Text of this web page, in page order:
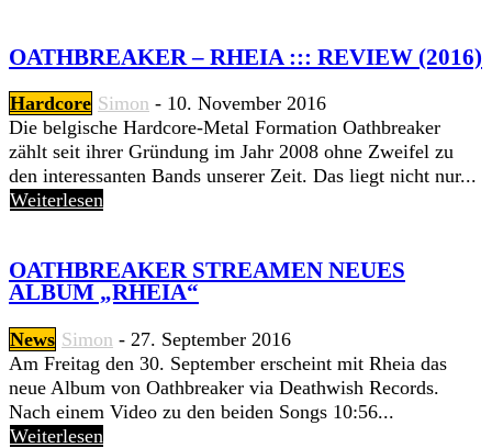
OATHBREAKER – RHEIA ::: REVIEW (2016)
Hardcore Simon - 10. November 2016
Die belgische Hardcore-Metal Formation Oathbreaker
zählt seit ihrer Gründung im Jahr 2008 ohne Zweifel zu
den interessanten Bands unserer Zeit. Das liegt nicht nur...
Weiterlesen
OATHBREAKER STREAMEN NEUES
ALBUM „RHEIA“
News Simon - 27. September 2016
Am Freitag den 30. September erscheint mit Rheia das
neue Album von Oathbreaker via Deathwish Records.
Nach einem Video zu den beiden Songs 10:56...
Weiterlesen